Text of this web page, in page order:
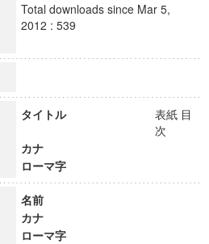
Total downloads since Mar 5,
2012 : 539
タイトル
表紙 目
次
カナ
ローマ字
名前
カナ
ローマ字